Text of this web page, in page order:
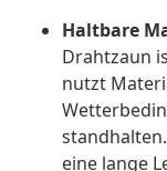
Haltbare
Drahtzaun
nutzt
eine lange